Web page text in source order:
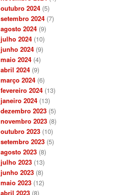
outubro 2024 (5)
setembro 2024 (7)
agosto 2024 (9)
julho 2024 (10)
junho 2024 (9)
maio 2024 (4)
abril 2024 (9)
março 2024 (6)
fevereiro 2024 (13)
janeiro 2024 (13)
dezembro 2023 (5)
novembro 2023 (8)
outubro 2023 (10)
setembro 2023 (5)
agosto 2023 (8)
julho 2023 (13)
junho 2023 (8)
maio 2023 (12)
abril 2023 (8)